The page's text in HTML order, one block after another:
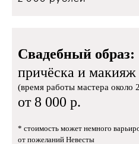
Свадебный образ:
причёска и макияж
(время работы мастера около
от 8 000 р.
* стоимость может немного
от пожеланий Невесты